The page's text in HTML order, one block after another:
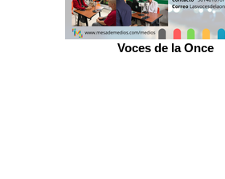
Voces de la Once